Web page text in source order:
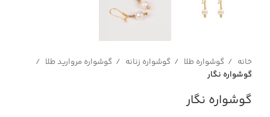
خانه گوشواره طلا گوشواره زنانه
گوشواره مروارید طلا
گوشواره نگار
گوشواره نگار